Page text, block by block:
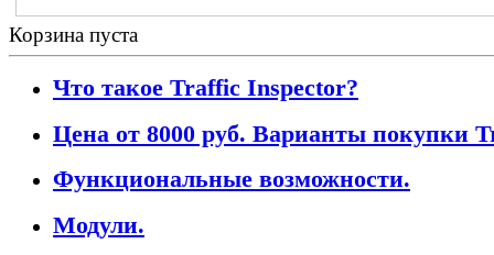
Корзина пуста
Что такое Traffic Inspector?
Цена от 8000 руб. Варианты покупки
Функциональные возможности.
Модули.